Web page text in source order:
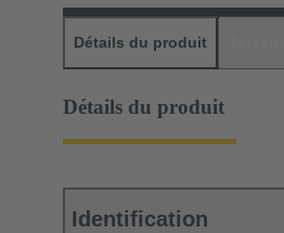
Détails du produit
Détails du produit
Identification